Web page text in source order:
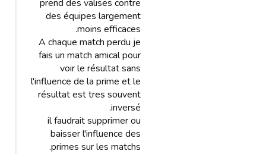
prend des valises contre
des équipes largement
moins efficaces.
A chaque match perdu je
fais un match amical pour
voir le résultat sans
l'influence de la prime et le
résultat est tres souvent
inversé.
il faudrait supprimer ou
baisser l'influence des
primes sur les matchs.